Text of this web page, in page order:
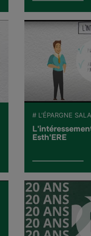
# L'ÉPARGNE
Esth'ERE